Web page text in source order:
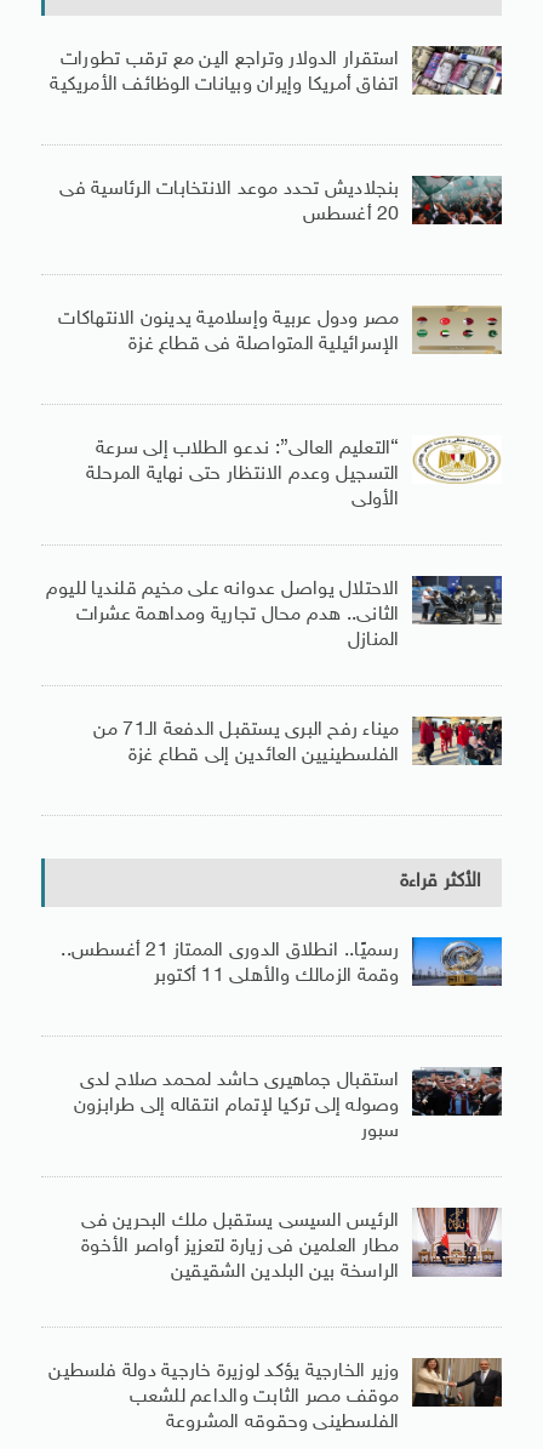
استقرار الدولار وتراجع الين مع ترقب تطورات
اتفاق أمريكا وإيران وبيانات الوظائف الأمريكية
بنجلاديش تحدد موعد الانتخابات الرئاسية فى
20 أغسطس
مصر ودول عربية وإسلامية يدينون الانتهاكات
الإسرائيلية المتواصلة فى قطاع غزة
“التعليم العالى”: ندعو الطلاب إلى سرعة
التسجيل وعدم الانتظار حتى نهاية المرحلة
الأولى
الاحتلال يواصل عدوانه على مخيم قلنديا لليوم
الثانى.. هدم محال تجارية ومداهمة عشرات
المنازل
ميناء رفح البرى يستقبل الدفعة الـ71 من
الفلسطينيين العائدين إلى قطاع غزة
الأكثر قراءة
رسميًا.. انطلاق الدورى الممتاز 21 أغسطس..
وقمة الزمالك والأهلى 11 أكتوبر
استقبال جماهيرى حاشد لمحمد صلاح لدى
وصوله إلى تركيا لإتمام انتقاله إلى طرابزون
سبور
الرئيس السيسى يستقبل ملك البحرين فى
مطار العلمين فى زيارة لتعزيز أواصر الأخوة
الراسخة بين البلدين الشقيقين
وزير الخارجية يؤكد لوزيرة خارجية دولة فلسطين
موقف مصر الثابت والداعم للشعب
الفلسطينى وحقوقه المشروعة